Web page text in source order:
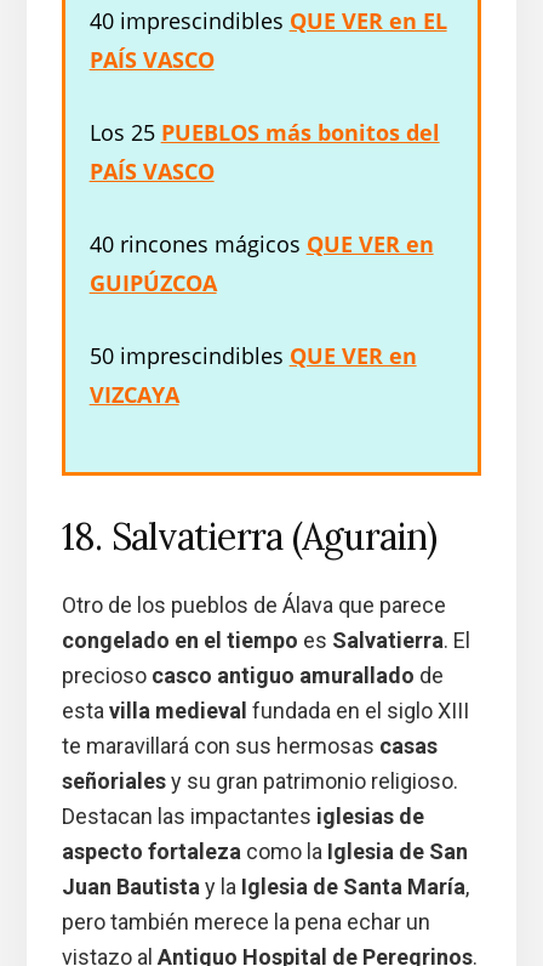
40 imprescindibles QUE VER en EL
PAÍS VASCO
Los 25 PUEBLOS más bonitos del
PAÍS VASCO
40 rincones mágicos QUE VER en
GUIPÚZCOA
50 imprescindibles QUE VER en
VIZCAYA
18. Salvatierra (Agurain)
Otro de los pueblos de Álava que parece
congelado en el tiempo es Salvatierra. El
precioso casco antiguo amurallado de
estavilla medieval fundada en el siglo XIII
te maravillará con sus hermosas casas
señorialesy su gran patrimonio religioso.
Destacan las impactantes iglesias de
aspecto fortalezacomo la Iglesia de San
Juan Bautistay la Iglesia de Santa María,
pero también merece la pena echar un
vistazo al Antiguo Hospital de Peregrinos.